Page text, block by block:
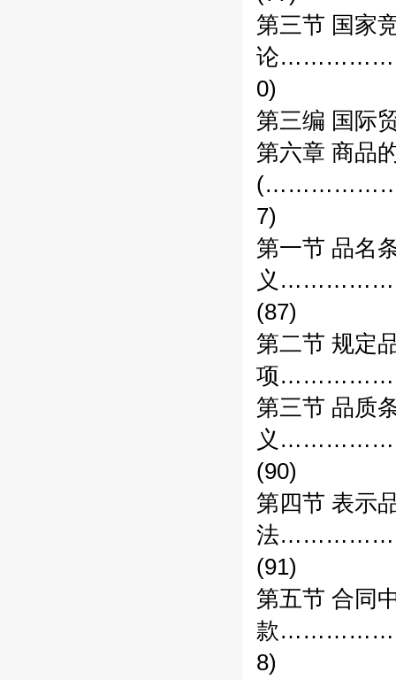
第三节 国家
论
0)
第三编 国际
第六章 商品
7)
第一节 品名
义
(87)
第二节 规定
项
第三节 品质
义
(90)
第四节 表示
法
(91)
第五节 合同
款
8)